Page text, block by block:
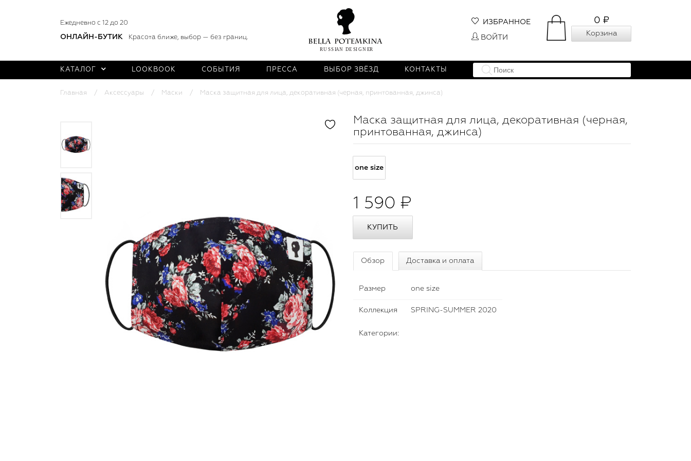
Ежедневно с 12 до 20
ОНЛАЙН-БУТИК Красота ближе, выбор — без границ.
0 ₽
Корзина
ИЗБРАННОЕ
ВОЙТИ
КАТАЛОГ LOOKBOOK СОБЫТИЯ ПРЕССА ВЫБОР ЗВЁЗД КОНТАКТЫ
Главная Аксессуары Маски Маска защитная для лица, декоративная (черная, принтованная, джинса)
Маска защитная для лица, декоративная (черная,
принтованная, джинса)
one size
1 590 ₽
Обзор Доставка и оплата
Размер one size
Коллекция SPRING-SUMMER 2020
Категории: